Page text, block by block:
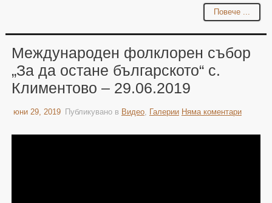
Повече ...
Международен фолклорен събор
„За да остане българското“ с.
Климентово – 29.06.2019
юни 29, 2019 Публикувано в Видео, Галерии Няма коментари